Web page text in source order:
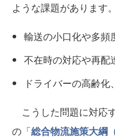
ような課題があります。
輸送の小口化や多頻
不在時の対応や再配
ドライバーの高齢化
こうした問題に対応
の「総合物流施策大綱